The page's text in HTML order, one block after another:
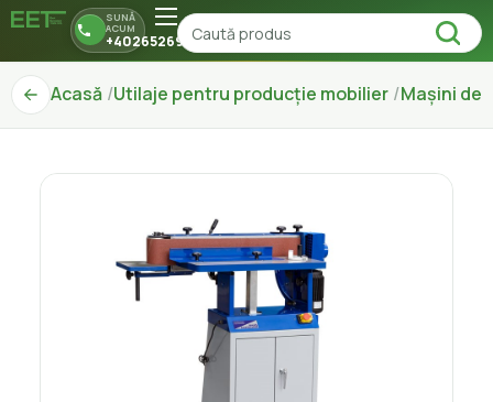
SUNĂ
ACUM
+40265269150
Acasă Utilaje pentru producție mobilier Mașini de